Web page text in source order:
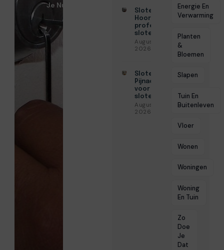
Slotenmaker
Hoorn voor
professionele
slotenservice
Augustus 3,
2026
Slotenmaker
Pijnacker
voor snelle
slotenservice
Augustus 3,
2026
Energie En
Verwarming
Planten
&
Bloemen
Slapen
Tuin En
Buitenleven
Vloer
Wonen
Woningen
Woning
En Tuin
Zo
Doe
Je
Dat
Je Nu!